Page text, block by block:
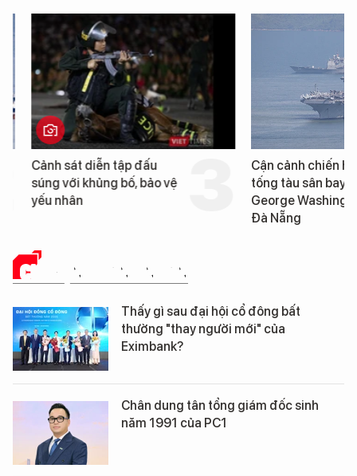
Cảnh sát diễn tập đấu
súng với khủng bố, bảo vệ
yếu nhân
Cận cảnh chiến hạm
tống tàu sân bay USS
George Washington
Đà Nẵng
CHUYỆN DOANH NHÂN
Thấy gì sau đại hội cổ đông bất
thường "thay người mới" của
Eximbank?
Chân dung tân tổng giám đốc sinh
năm 1991 của PC1